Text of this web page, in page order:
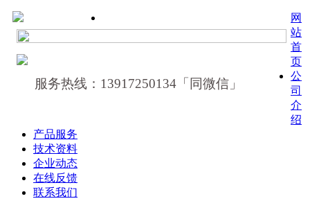
服务热线：13917250134「同微信」
网
站
首
页
公
司
介
绍
产品服务
技术资料
企业动态
在线反馈
联系我们